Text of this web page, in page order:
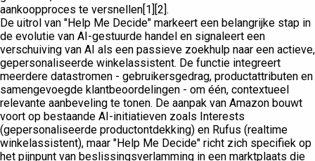
aankoopproces te versnellen[1][2].
De uitrol van "Help Me Decide" markeert een belangrijke stap in
de evolutie van AI-gestuurde handel en signaleert een
verschuiving van AI als een passieve zoekhulp naar een actieve,
gepersonaliseerde winkelassistent. De functie integreert
meerdere datastromen - gebruikersgedrag, productattributen en
samengevoegde klantbeoordelingen - om één, contextueel
relevante aanbeveling te tonen. De aanpak van Amazon bouwt
voort op bestaande AI-initiatieven zoals Interests
(gepersonaliseerde productontdekking) en Rufus (realtime
winkelassistent), maar "Help Me Decide" richt zich specifiek op
het pijnpunt van beslissingsverlamming in een marktplaats die